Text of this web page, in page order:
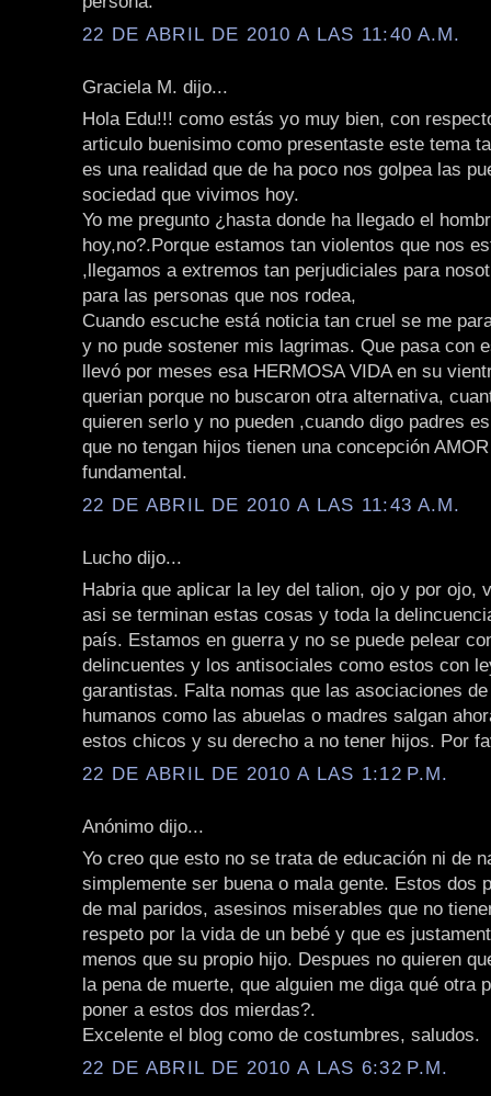
22 DE ABRIL DE 2010 A LAS 11:40 A.M.
Graciela M. dijo...
Hola Edu!!! como estás yo muy bien, con
articulo buenisimo como presentaste este tema
es una realidad que de ha poco nos golpea las
sociedad que vivimos hoy.
Yo me pregunto ¿hasta donde ha llegado el
hoy,no?.Porque estamos tan violentos que nos
,llegamos a extremos tan perjudiciales para
para las personas que nos rodea,
Cuando escuche está noticia tan cruel se me
y no pude sostener mis lagrimas. Que pasa con
llevó por meses esa HERMOSA VIDA en su
querian porque no buscaron otra alternativa,
quieren serlo y no pueden ,cuando digo padres
que no tengan hijos tienen una concepción
fundamental.
22 DE ABRIL DE 2010 A LAS 11:43 A.M.
Lucho dijo...
Habria que aplicar la ley del talion, ojo y por ojo,
asi se terminan estas cosas y toda la
país. Estamos en guerra y no se puede pelear
delincuentes y los antisociales como estos con
garantistas. Falta nomas que las asociaciones
humanos como las abuelas o madres salgan
estos chicos y su derecho a no tener hijos. Por
22 DE ABRIL DE 2010 A LAS 1:12 P.M.
Anónimo dijo...
Yo creo que esto no se trata de educación ni de
simplemente ser buena o mala gente. Estos dos
de mal paridos, asesinos miserables que no
respeto por la vida de un bebé y que es
menos que su propio hijo. Despues no quieren
la pena de muerte, que alguien me diga qué otra
poner a estos dos mierdas?.
Excelente el blog como de costumbres, saludos.
22 DE ABRIL DE 2010 A LAS 6:32 P.M.